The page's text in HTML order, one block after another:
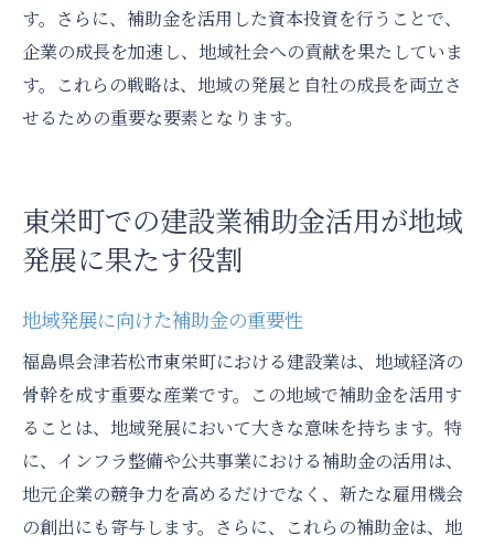
す。さらに、補助金を活用した資本投資を行うことで、
企業の成長を加速し、地域社会への貢献を果たしていま
す。これらの戦略は、地域の発展と自社の成長を両立さ
せるための重要な要素となります。
東栄町での建設業補助金活用が地域
発展に果たす役割
地域発展に向けた補助金の重要性
福島県会津若松市東栄町における建設業は、地域経済の
骨幹を成す重要な産業です。この地域で補助金を活用す
ることは、地域発展において大きな意味を持ちます。特
に、インフラ整備や公共事業における補助金の活用は、
地元企業の競争力を高めるだけでなく、新たな雇用機会
の創出にも寄与します。さらに、これらの補助金は、地